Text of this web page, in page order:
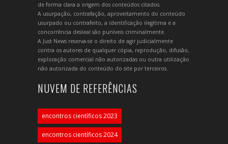
de forma clara a origem dos conteúdos citados.
A usurpação, contrafação, aproveitamento do conteúdo
usurpado ou contrafeito, a identificação ilegítima e a
concorrência desleal são puníveis criminalmente.
A Just News reserva-se o direito de agir judicialmente
contra os autores de qualquer cópia, reprodução, difusão,
exploração comercial não autorizadas ou outra utilização
não autorizada do conteúdo do site por terceiros.
NUVEM DE REFERÊNCIAS
encontros científicos 2023
encontros científicos 2024